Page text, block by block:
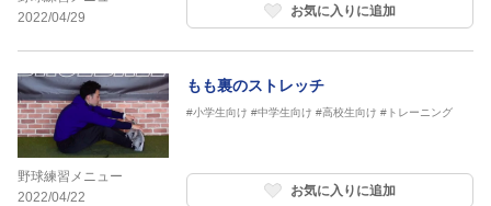
2022/04/29
お気に入りに追加
野球練習メニュー
2022/04/22
もも裏のストレッチ
#小学生向け #中学生向け #高校生向け #トレーニング
お気に入りに追加